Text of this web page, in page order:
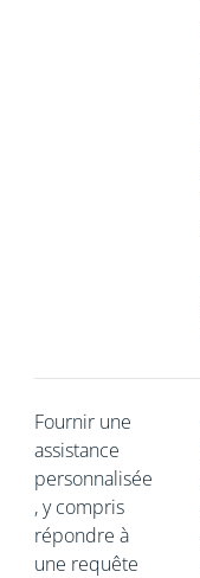
Fournir une
assistance
personnalisée
, y compris
répondre à
une requête